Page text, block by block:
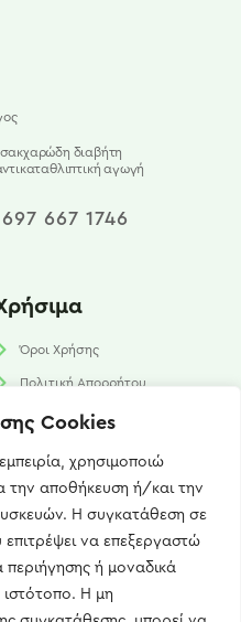
Cookies
χρησιμοποιώ
την αποθήκευση ή/και την
Η συγκατάθεση σε
επιτρέψει να επεξεργαστώ
ή μοναδικά
Η μη
διαβήτη
αγωγή
697 667 1746
Όροι Χρήσης
Πολιτική Απορρήτου
Πολιτική Cookies​